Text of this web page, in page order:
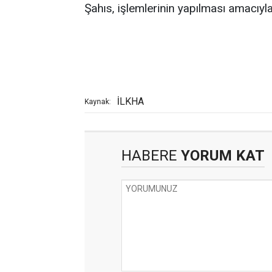
Şahıs, işlemlerinin yapılması
Kaynak: İLKHA
HABERE YORUM KAT